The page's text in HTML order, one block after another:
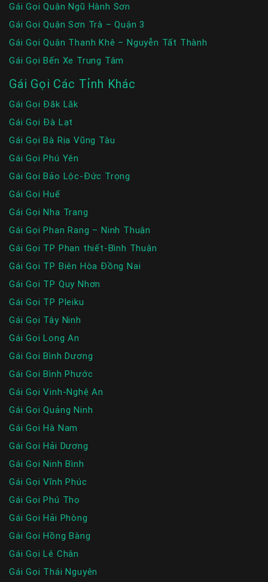
Gái Gọi Quận Ngũ Hành Sơn
Gái Gọi Quận Sơn Trà – Quận 3
Gái Gọi Quận Thanh Khê – Nguyễn Tất Thành
Gái Gọi Bến Xe Trung Tâm
Gái Gọi Các Tỉnh Khác
Gái Gọi Đăk Lăk
Gái Gọi Đà Lạt
Gái Gọi Bà Rịa Vũng Tàu
Gái Gọi Phú Yên
Gái Gọi Bảo Lộc-Đức Trọng
Gái Gọi Huế
Gái Gọi Nha Trang
Gái Gọi Phan Rang – Ninh Thuận
Gái Gọi TP Phan thiết-Bình Thuận
Gái Gọi TP Biên Hòa Đồng Nai
Gái Gọi TP Quy Nhơn
Gái Gọi TP Pleiku
Gái Gọi Tây Ninh
Gái Gọi Long An
Gái Gọi Bình Dương
Gái Gọi Bình Phước
Gái Gọi Vinh-Nghệ An
Gái Gọi Quảng Ninh
Gái Gọi Hà Nam
Gái Gọi Hải Dương
Gái Gọi Ninh Bình
Gái Gọi Vĩnh Phúc
Gái Gọi Phú Thọ
Gái Gọi Hải Phòng
Gái Gọi Hồng Bàng
Gái Gọi Lê Chân
Gái Gọi Thái Nguyên